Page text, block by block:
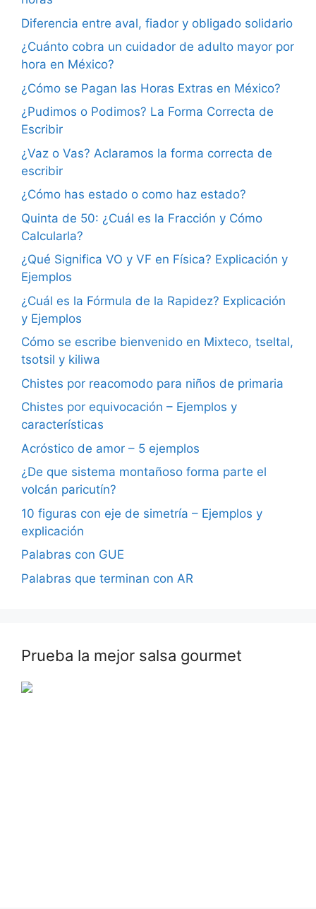
Diferencia entre aval, fiador y obligado solidario
¿Cuánto cobra un cuidador de adulto mayor por
hora en México?
¿Cómo se Pagan las Horas Extras en México?
¿Pudimos o Podimos? La Forma Correcta de
Escribir
¿Vaz o Vas? Aclaramos la forma correcta de
escribir
¿Cómo has estado o como haz estado?
Quinta de 50: ¿Cuál es la Fracción y Cómo
Calcularla?
¿Qué Significa VO y VF en Física? Explicación y
Ejemplos
¿Cuál es la Fórmula de la Rapidez? Explicación
y Ejemplos
Cómo se escribe bienvenido en Mixteco, tseltal,
tsotsil y kiliwa
Chistes por reacomodo para niños de primaria
Chistes por equivocación – Ejemplos y
características
Acróstico de amor – 5 ejemplos
¿De que sistema montañoso forma parte el
volcán paricutín?
10 figuras con eje de simetría – Ejemplos y
explicación
Palabras con GUE
Palabras que terminan con AR
Prueba la mejor salsa gourmet